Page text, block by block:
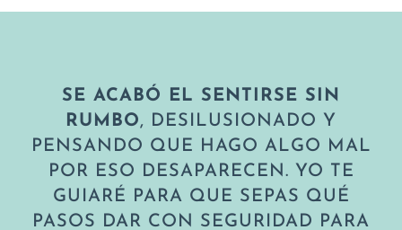
SE ACABÓ EL SENTIRSE SIN
RUMBO, DESILUSIONADO Y
PENSANDO QUE HAGO ALGO MAL
POR ESO DESAPARECEN. YO TE
GUIARÉ PARA QUE SEPAS QUÉ
PASOS DAR CON SEGURIDAD PARA